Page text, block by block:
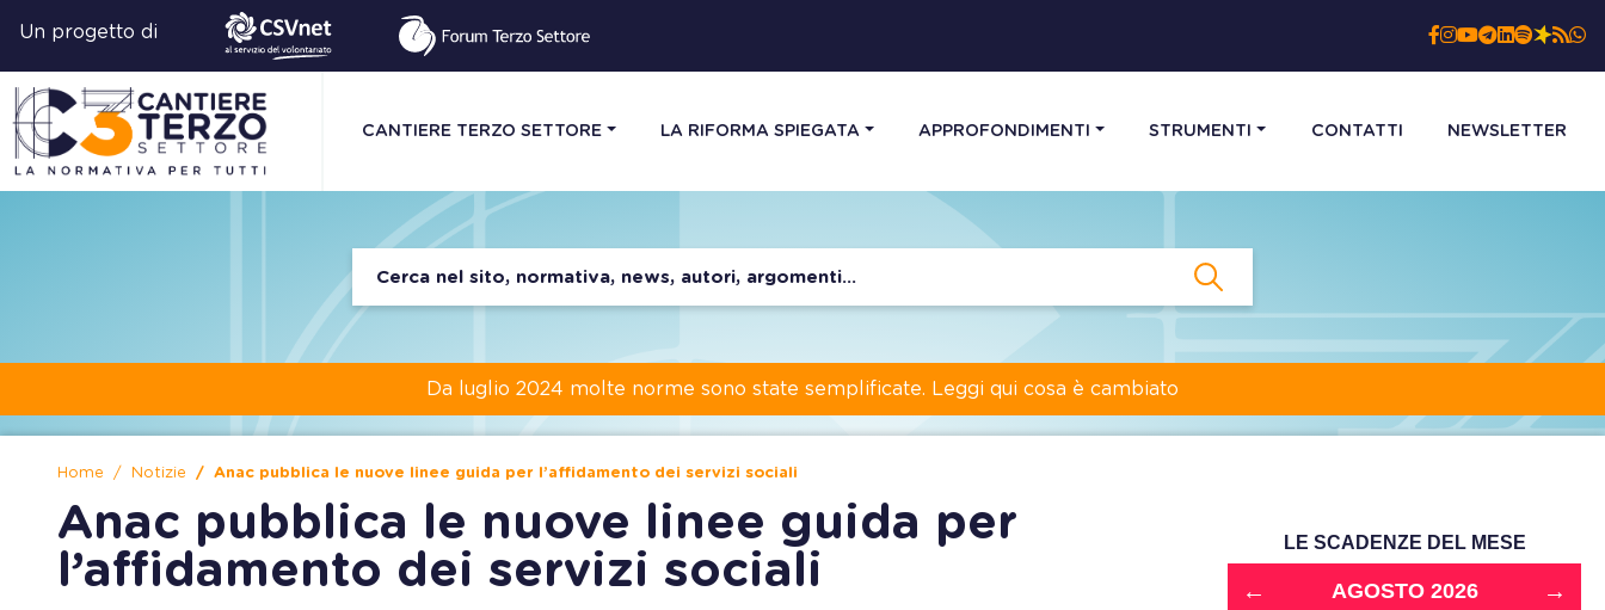
Un progetto di
CANTIERE TERZO SETTORE LA RIFORMA SPIEGATA APPROFONDIMENTI STRUMENTI CONTATTI NEWSLETTER
Da luglio 2024 molte norme sono state semplificate. Leggi qui cosa è cambiato
Home Notizie Anac pubblica le nuove linee guida per l’affidamento dei servizi sociali
Anac pubblica le nuove linee guida per
l’affidamento dei servizi sociali
LE SCADENZE DEL MESE
← AGOSTO 2026 →